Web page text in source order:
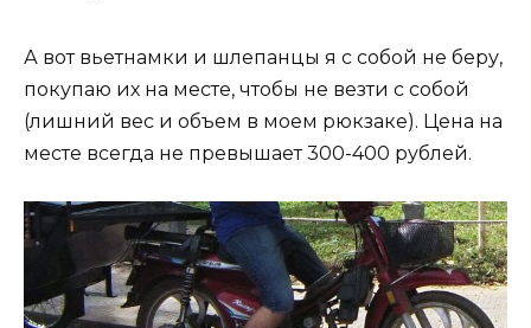
А вот вьетнамки и шлепанцы я с собой не беру,
покупаю их на месте, чтобы не везти с собой
(лишний вес и объем в моем рюкзаке). Цена на
месте всегда не превышает 300-400 рублей.